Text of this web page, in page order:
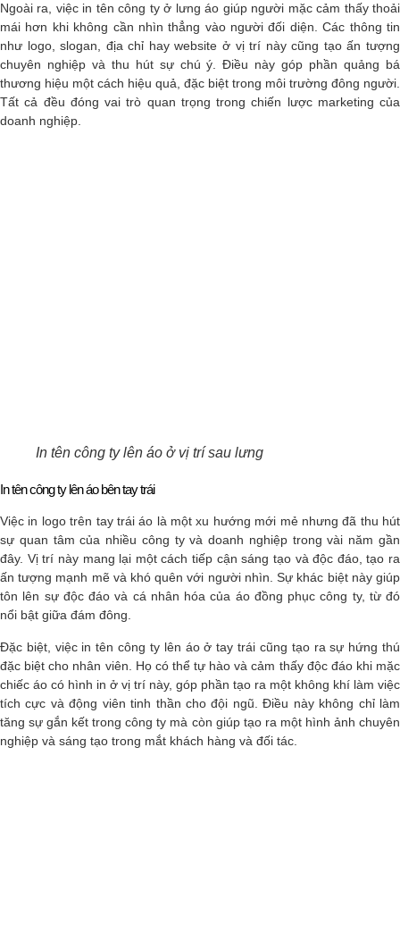
Ngoài ra, việc in tên công ty ở lưng áo giúp người mặc cảm thấy thoải
mái hơn khi không cần nhìn thẳng vào người đối diện. Các thông tin
như logo, slogan, địa chỉ hay website ở vị trí này cũng tạo ấn tượng
chuyên nghiệp và thu hút sự chú ý. Điều này góp phần quảng bá
thương hiệu một cách hiệu quả, đặc biệt trong môi trường đông người.
Tất cả đều đóng vai trò quan trọng trong chiến lược marketing của
doanh nghiệp.
In tên công ty lên áo ở vị trí sau lưng
In tên công ty lên áo bên tay trái
Việc in logo trên tay trái áo là một xu hướng mới mẻ nhưng đã thu hút
sự quan tâm của nhiều công ty và doanh nghiệp trong vài năm gần
đây. Vị trí này mang lại một cách tiếp cận sáng tạo và độc đáo, tạo ra
ấn tượng mạnh mẽ và khó quên với người nhìn. Sự khác biệt này giúp
tôn lên sự độc đáo và cá nhân hóa của áo đồng phục công ty, từ đó
nổi bật giữa đám đông.
Đặc biệt, việc in tên công ty lên áo ở tay trái cũng tạo ra sự hứng thú
đặc biệt cho nhân viên. Họ có thể tự hào và cảm thấy độc đáo khi mặc
chiếc áo có hình in ở vị trí này, góp phần tạo ra một không khí làm việc
tích cực và động viên tinh thần cho đội ngũ. Điều này không chỉ làm
tăng sự gắn kết trong công ty mà còn giúp tạo ra một hình ảnh chuyên
nghiệp và sáng tạo trong mắt khách hàng và đối tác.